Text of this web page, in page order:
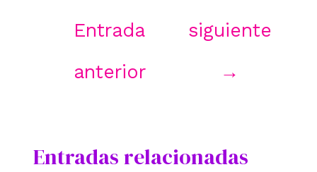
Entrada
anterior
siguiente
→
Entradas relacionadas